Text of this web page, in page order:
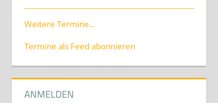
Weitere Termine...
Termine als Feed abonnieren
ANMELDEN